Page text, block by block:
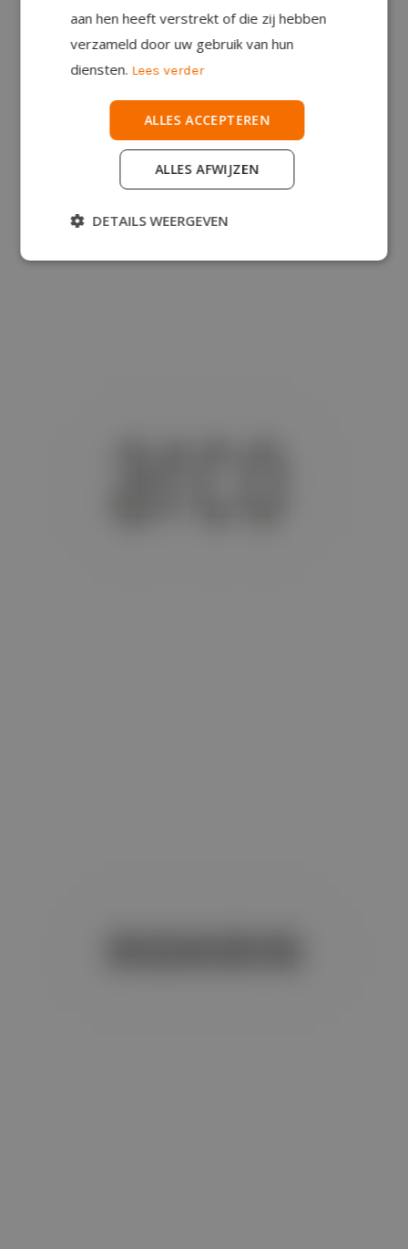
aan hen heeft verstrekt of die zij hebben
verzameld door uw gebruik van hun
diensten. Lees verder
ALLES ACCEPTEREN
ALLES AFWIJZEN
DETAILS WEERGEVEN